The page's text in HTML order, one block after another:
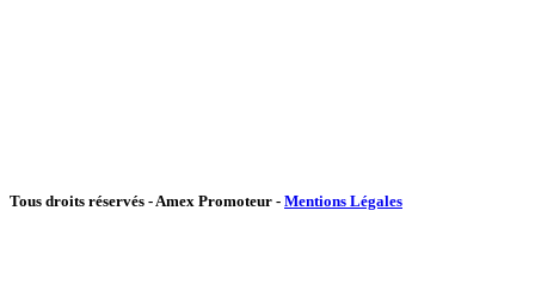
Tous droits réservés - Amex Promoteur - Mentions Légales